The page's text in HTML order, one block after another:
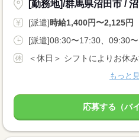
[勤務地]/群馬県沼田市 /
[派遣]時給1,400円〜2,125円
[派遣]08:30〜17:30、09:30
＜休日＞ シフトによりお休
もっと
応募する（バ